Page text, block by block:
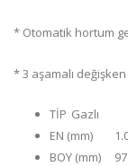
* Otomatik hortum
* 3 aşamalı
TİP Gazlı
EN (mm)
BOY (mm)